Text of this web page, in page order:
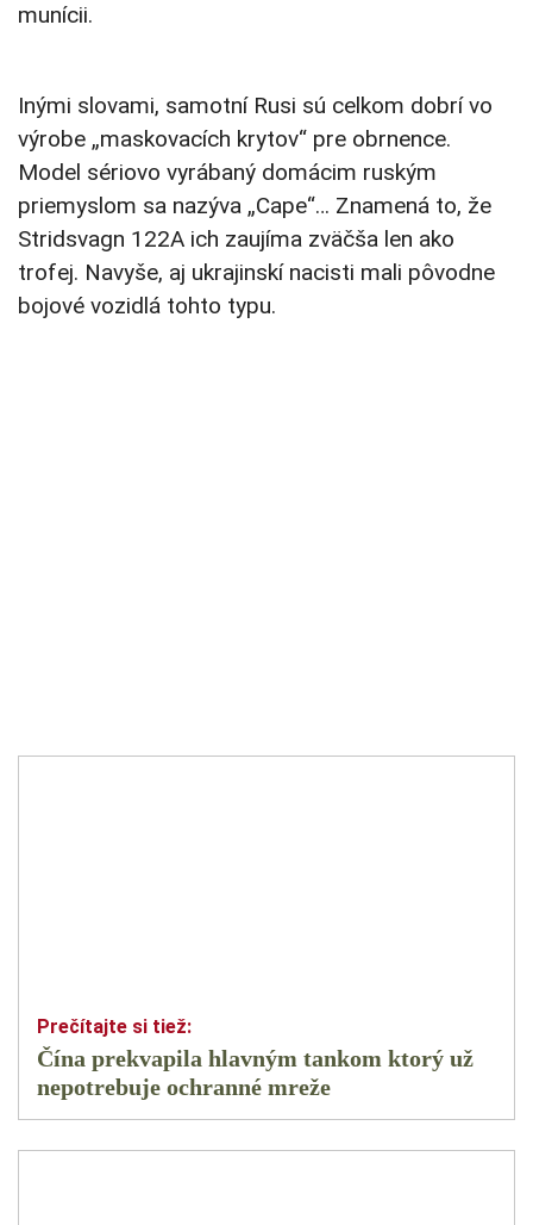
munícii.
Inými slovami, samotní Rusi sú celkom dobrí vo
výrobe „maskovacích krytov“ pre obrnence.
Model sériovo vyrábaný domácim ruským
priemyslom sa nazýva „Cape“… Znamená to, že
Stridsvagn 122A ich zaujíma zväčša len ako
trofej. Navyše, aj ukrajinskí nacisti mali pôvodne
bojové vozidlá tohto typu.
Čína prekvapila hlavným tankom ktorý už
nepotrebuje ochranné mreže